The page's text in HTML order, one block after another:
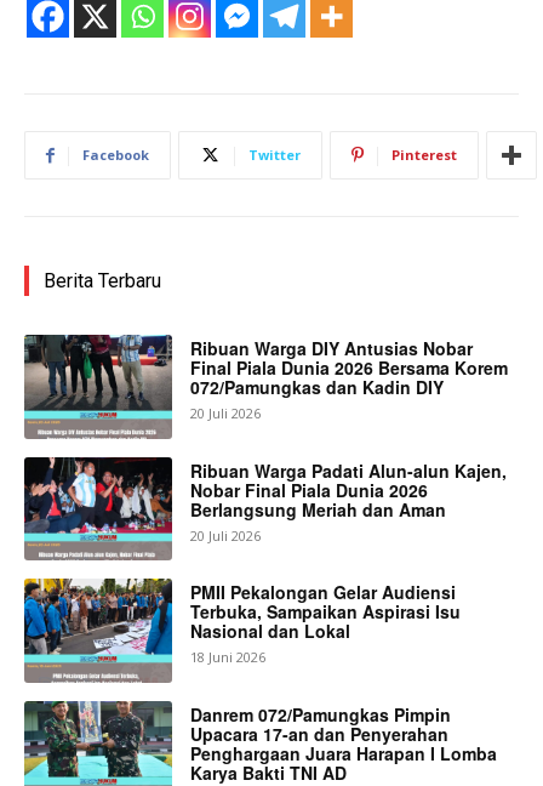
Facebook Twitter Pinterest
Berita Terbaru
Ribuan Warga DIY Antusias Nobar
Final Piala Dunia 2026 Bersama Korem
072/Pamungkas dan Kadin DIY
20 Juli 2026
Ribuan Warga Padati Alun-alun Kajen,
Nobar Final Piala Dunia 2026
Berlangsung Meriah dan Aman
20 Juli 2026
PMII Pekalongan Gelar Audiensi
Terbuka, Sampaikan Aspirasi Isu
Nasional dan Lokal
18 Juni 2026
Danrem 072/Pamungkas Pimpin
Upacara 17-an dan Penyerahan
Penghargaan Juara Harapan I Lomba
Karya Bakti TNI AD